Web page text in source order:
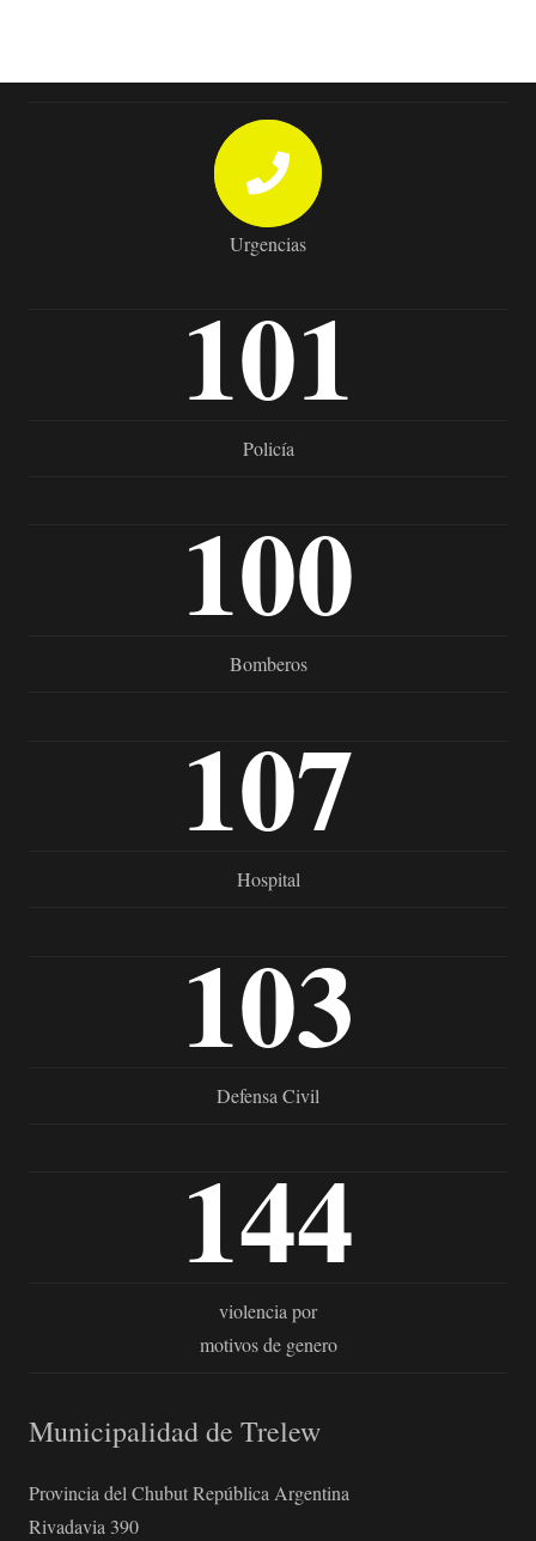
Urgencias
101
Policía
100
Bomberos
107
Hospital
103
Defensa Civil
144
violencia por
motivos de genero
Municipalidad de Trelew
Provincia del Chubut República Argentina
Rivadavia 390